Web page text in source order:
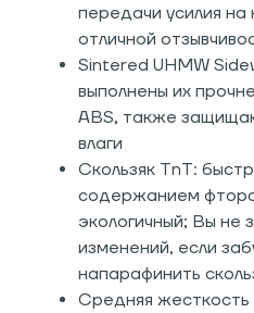
передачи усилия на
отличной
Sintered UHMW
выполнены их
ABS, также
влаги
Скользяк TnT:
содержанием
экологичный; Вы не
изменений, если
напарафинить
Средняя жесткость